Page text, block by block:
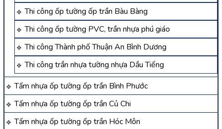
Thi công ốp tường ốp trần Bàu Bàng
Thi công ốp tường PVC, trần nhựa phú giáo
Thi công Thành phố Thuận An Bình Dương
Thi công trần nhựa tường nhựa Dầu Tiếng
Tấm nhựa ốp tường ốp trần Bình Phước
Tấm nhựa ốp tường ốp trần Củ Chi
Tấm nhựa ốp tường ốp trần Hóc Môn